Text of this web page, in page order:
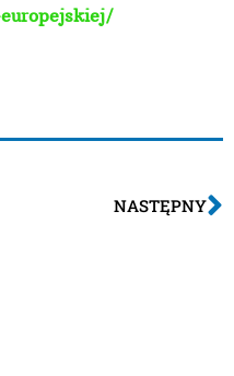
NASTĘPNY